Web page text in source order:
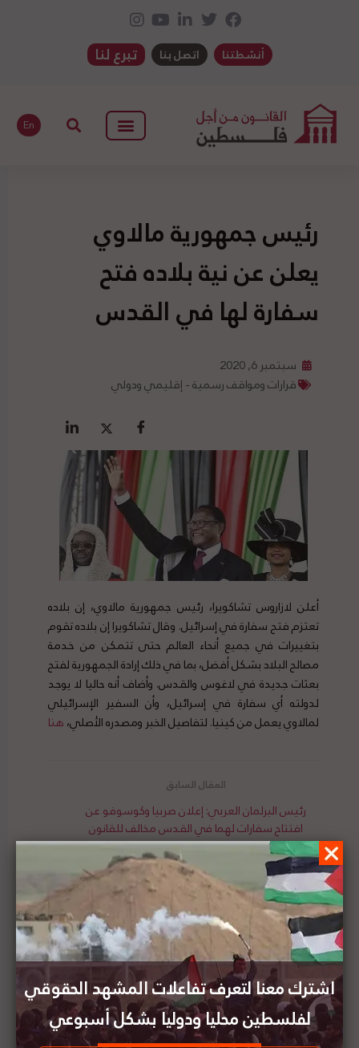
أنشطتنا اتصل بنا تبرع لنا
En
رئيس جمهورية مالاوي
يعلن عن نية بلاده فتح
سفارة لها في القدس
سبتمبر 6, 2020
قرارات ومواقف رسمية - إقليمي ودولي
أعلن لازاروس تشاكويرا، رئيس جمهورية مالاوي، إن بلاده
تعتزم فتح سفارة في إسرائيل. وقال تشاكويرا إن بلاده تقوم
بتغييرات في جميع أنحاء العالم حتى تتمكن من خدمة
مصالح البلاد بشكل أفضل، بما في ذلك إرادة الجمهورية لفتح
بعثات جديدة في لاغوس والقدس. وأضاف أنه حاليا لا يوجد
لدولته أي سفارة في إسرائيل، وأن السفير الإسرائيلي
لمالاوي يعمل من كينيا. لتفاصيل الخبر ومصدره الأصلي،هنا
رئيس البرلمان العربي: إعلان صربيا وكوسوفو عن
افتتاح سفارات لهما في القدس مخالف للقانون
الدولي
ترامب: كوسوفو ستصبح أول بلد مسلم تفتح سفارة
في القدس
اشترك معنا لتعرف تفاعلات المشهد الحقوقي
لفلسطين محليا ودوليا بشكل أسبوعي